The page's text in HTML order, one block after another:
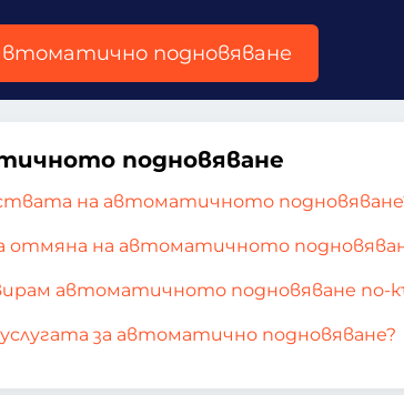
подновяване
подновяване
на автоматичното
отмяна на автоматичното
автоматичното подновяване по-
за автоматично подновяване?